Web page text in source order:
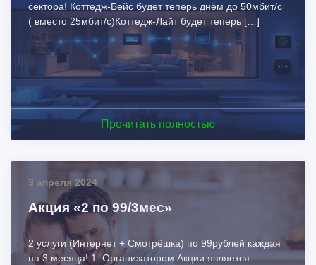
сектора! Коттедж-Бейс будет теперь днём до 50мбит/с
( вместо 25мбит/с)Коттедж-Лайт будет теперь […]
Прочитать полностью
3 апреля 2024
Акция «2 по 99/3мес»
2 услуги (Интернет + Смотрёшка) по 99рублей каждая
на 3 месяца! 1. Организатором Акции является